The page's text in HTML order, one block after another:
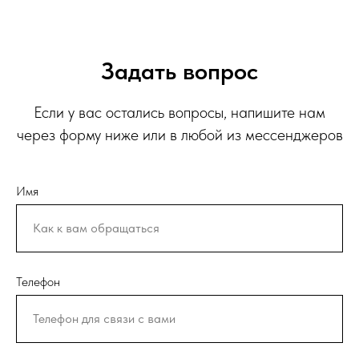
Задать вопрос
Если у вас остались вопросы, напишите нам
через форму ниже или в любой из мессенджеров
Имя
Телефон